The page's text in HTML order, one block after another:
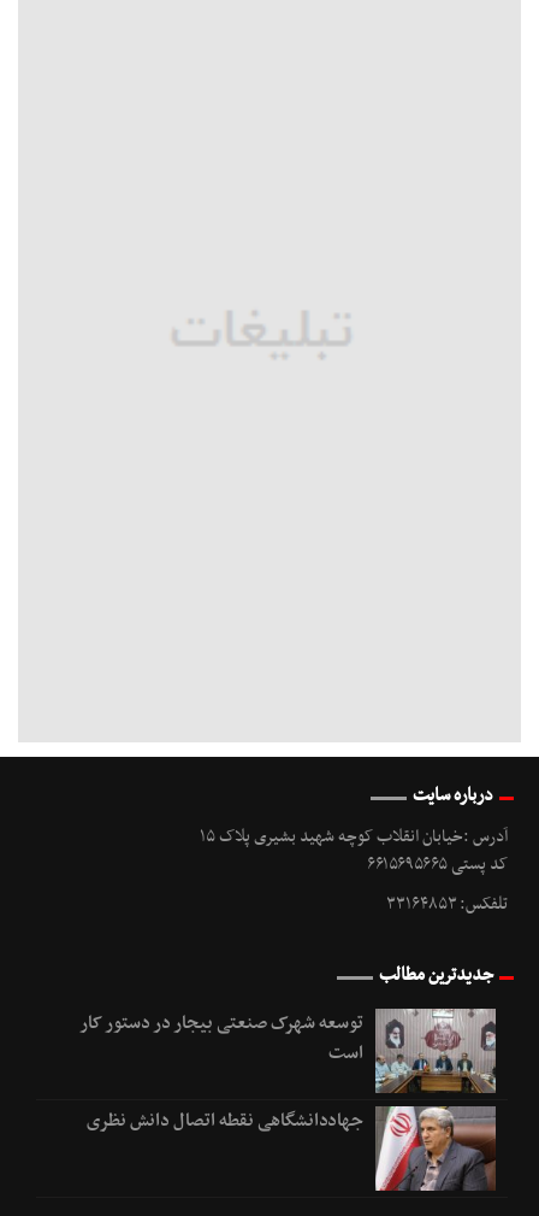
درباره سایت
آدرس :خیابان انقلاب کوچه شهید بشیری پلاک ۱۵
کد پستی ۶۶۱۵۶۹۵۶۶۵
تلفکس: ۳۳۱۶۴۸۵۳
جدیدترین مطالب
توسعه شهرک صنعتی بیجار در دستور کار
است
جهاددانشگاهی نقطه اتصال دانش نظری